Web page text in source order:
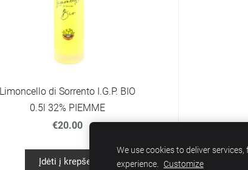
Limoncello di Sorrento I.G.P. BIO
0.5l 32% PIEMME
€20.00
Įdėti į krepšelį
We use cookies to deliver
experience. Customize